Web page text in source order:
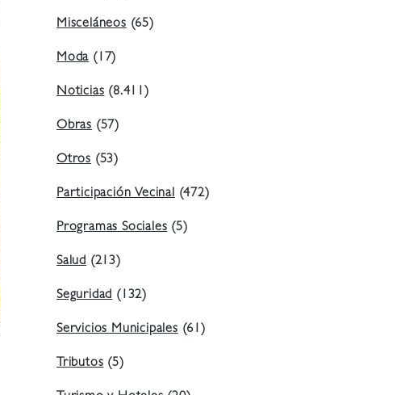
Misceláneos(65)
Moda(17)
Noticias(8.411)
Obras (57)
Otros (53)
Participación Vecinal(472)
Programas Sociales(5)
Salud (213)
Seguridad(132)
Servicios Municipales(61)
Tributos(5)